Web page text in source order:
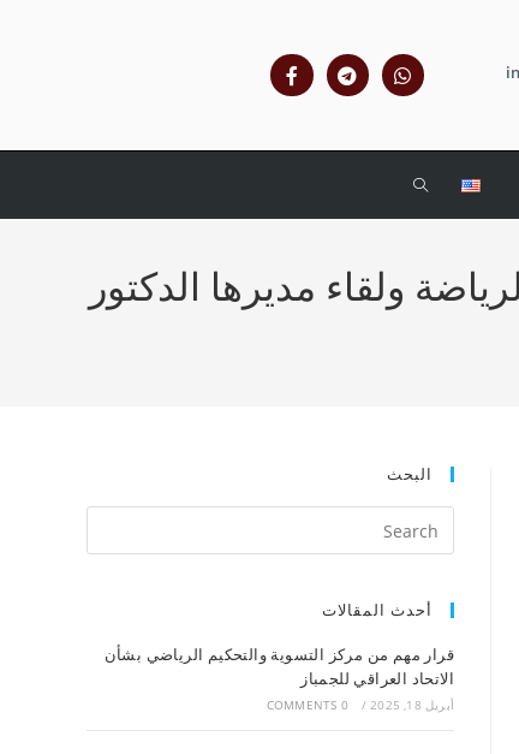
ولقاء مديرها الدكتور
البحث
أحدث المقالات
قرار مهم من مركز التسوية والتحكيم الرياضي بشأن
الاتحاد العراقي للجمباز
أبريل 18, 2025 /
0 COMMENTS